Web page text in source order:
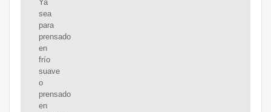
Ya
sea
para
prensado
en
frío
suave
o
prensado
en